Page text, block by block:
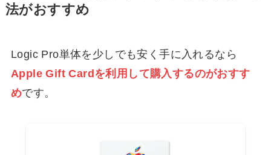
法がおすすめ
Logic Pro単体を少しでも安く手に入れるなら
Apple Gift Cardを利用して購入するのがおすす
めです。